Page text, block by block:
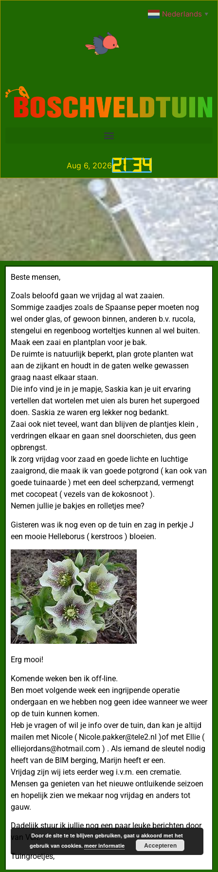
21:34
Aug 6, 2026
Beste mensen,
Zoals beloofd gaan we vrijdag al wat zaaien.
Sommige zaadjes zoals de Spaanse peper moeten nog
wel onder glas, of gewoon binnen, anderen b.v. rucola,
stengelui en regenboog worteltjes kunnen al wel buiten.
Maak een zaai en plantplan voor je bak.
De ruimte is natuurlijk beperkt, plan grote planten wat
aan de zijkant en houdt in de gaten welke gewassen
graag naast elkaar staan.
Die info vind je in je mapje, Saskia kan je uit ervaring
vertellen dat wortelen met uien als buren het supergoed
doen. Saskia ze waren erg lekker nog bedankt.
Zaai ook niet teveel, want dan blijven de plantjes klein ,
verdringen elkaar en gaan snel doorschieten, dus geen
opbrengst.
Ik zorg vrijdag voor zaad en goede lichte en luchtige
zaaigrond, die maak ik van goede potgrond ( kan ook van
goede tuinaarde ) met een deel scherpzand, vermengt
met cocopeat ( vezels van de kokosnoot ).
Nemen jullie je bakjes en rolletjes mee?
Gisteren was ik nog even op de tuin en zag in perkje J
een mooie Helleborus ( kerstroos ) bloeien.
Erg mooi!
Komende weken ben ik off-line.
Ben moet volgende week een ingrijpende operatie
ondergaan en we hebben nog geen idee wanneer we weer
op de tuin kunnen komen.
Heb je vragen of wil je info over de tuin, dan kan je altijd
mailen met Nicole ( Nicole.pakker@tele2.nl )of met Ellie (
elliejordans@hotmail.com ) . Als iemand de sleutel nodig
heeft van de BIM berging, Marijn heeft er een.
Vrijdag zijn wij iets eerder weg i.v.m. een crematie.
Mensen ga genieten van het nieuwe ontluikende seizoen
en hopelijk zien we mekaar nog vrijdag en anders tot
gauw.
Dadelijk stuur ik jullie nog een paar leuke berichten door
van Velt.
Tuingroetjes,
Nederlands ▼
Door de site te te blijven gebruiken, gaat u akkoord met het
gebruik van cookies.meer informatie Accepteren